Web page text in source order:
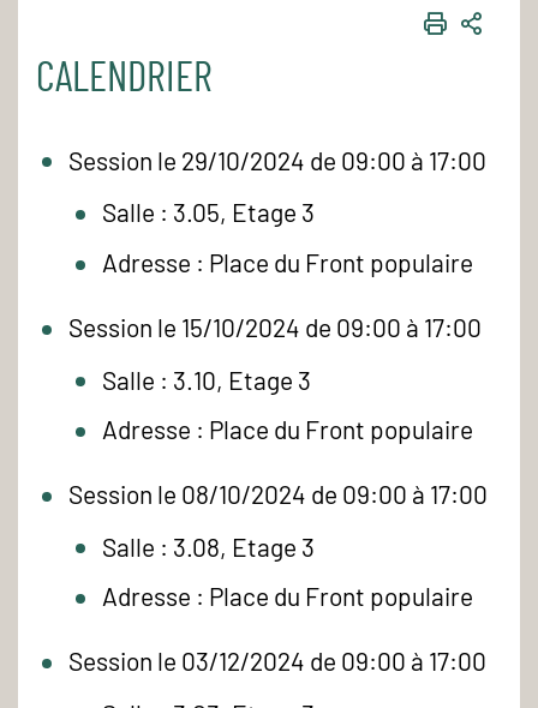
CALENDRIER
Session le 29/10/2024 de 09:00 à 17:00
Salle : 3.05, Etage 3
Adresse : Place du Front populaire
Session le 15/10/2024 de 09:00 à 17:00
Salle : 3.10, Etage 3
Adresse : Place du Front populaire
Session le 08/10/2024 de 09:00 à 17:00
Salle : 3.08, Etage 3
Adresse : Place du Front populaire
Session le 03/12/2024 de 09:00 à 17:00